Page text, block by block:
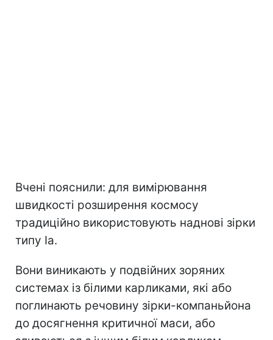
Вчені пояснили: для вимірювання
швидкості розширення космосу
традиційно використовують наднові зірки
типу Ia.
Вони виникають у подвійних зоряних
системах із білими карликами, які або
поглинають речовину зірки-компаньйона
до досягнення критичної маси, або